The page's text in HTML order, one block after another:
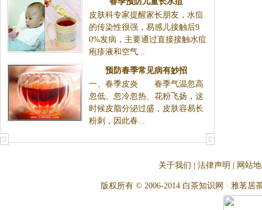
皮肤科专家提醒家长朋友，水痘
的传染性很强，易感儿接触后9
0%发病，主要通过直接接触水痘
疱疹液和空气...
预防春季常见病有妙招
一、春季皮炎 春季气温忽高
忽低、忽冷忽热、花粉飞扬，这
时候皮脂分泌过盛，皮肤容易长
粉刺，因此春...
关于我们 法律声明 网站
版权所有 © 2006-2014 白茶知识网 · 雅茗居